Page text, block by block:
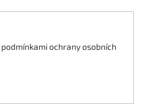
podmínkami ochrany osobních